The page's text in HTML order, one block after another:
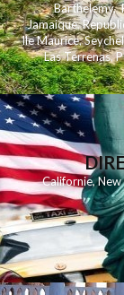
Barthelemy,
Jamaique,
Ile Maurice,
Las Terrenas,
Californie,New